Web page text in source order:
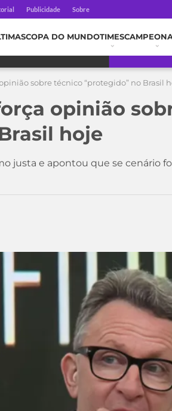
Publicidade Sobre
COPA DO MUNDOTIMES
sobre técnico “protegido” no Brasil
opinião
hoje
justa e apontou que se cenário